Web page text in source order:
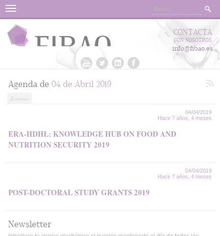
Menu
CONTACTA
CON NOSOTROS
info@fibao.es
Agenda de 04 de Abril 2019
Eventos
04/04/2019
Hace 7 años, 4 meses
ERA-HDHL: KNOWLEDGE HUB ON FOOD AND
NUTRITION SECURITY 2019
04/04/2019
Hace 7 años, 4 meses
POST-DOCTORAL STUDY GRANTS 2019
Newsletter